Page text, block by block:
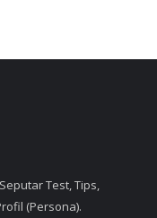
Test, Tips,
(Persona).